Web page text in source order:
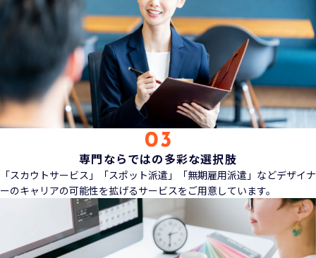
専門ならではの多彩な選択肢
「スカウトサービス」「スポット派遣」「無期雇用派遣」などデザイナ
ーのキャリアの可能性を拡げるサービスをご用意しています。